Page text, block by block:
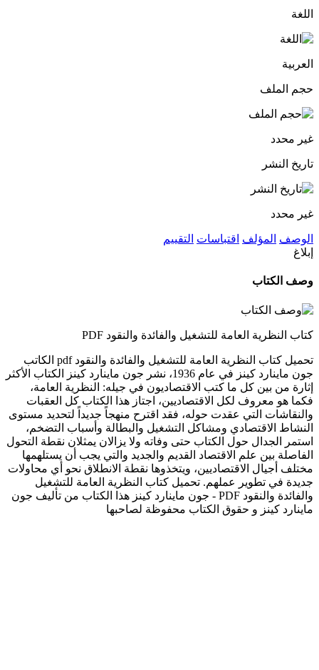
اللغة
العربية
حجم الملف
غير محدد
تاريخ النشر
غير محدد
الوصف المؤلف اقتباسات التقييم
إبلاغ
وصف الكتاب
كتاب النظرية العامة للتشغيل والفائدة والنقود PDF
تحميل كتاب النظرية العامة للتشغيل والفائدة والنقود pdf الكاتب
جون ماينارد كينز في عام 1936، نشر جون ماينارد كينز الكتاب الأكثر
إثارة من بين كل ما كتب الاقتصاديون في جيله: النظرية العامة،
فكما هو معروف لكل الاقتصاديين، اجتاز هذا الكتاب كل العقبات
والنقاشات التي عقدت حوله، فقد اقترح منهجاً جديداً لتحديد مستوى
النشاط الاقتصادي ومشاكل التشغيل والبطالة وأسباب التضخم،
استمر الجدال حول الكتاب حتى وفاته ولا يزالان يمثلان نقطة التحول
الفاصلة بين علم الاقتصاد القديم والجديد والتي يجب أن يستلهمها
مختلف أجيال الاقتصاديين، ويتخذوها نقطة الانطلاق نحو أي محاولات
جديدة في تطوير عملهم. تحميل كتاب النظرية العامة للتشغيل
والفائدة والنقود PDF - جون ماينارد كينز هذا الكتاب من تأليف جون
ماينارد كينز و حقوق الكتاب محفوظة لصاحبها